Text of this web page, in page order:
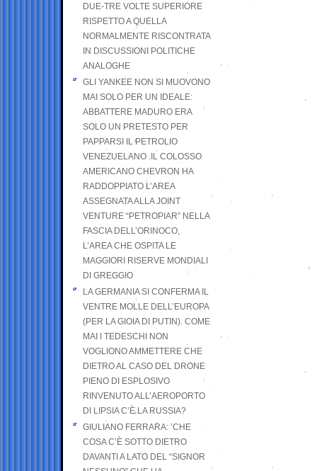
DUE-TRE VOLTE SUPERIORE
RISPETTO A QUELLA
NORMALMENTE RISCONTRATA
IN DISCUSSIONI POLITICHE
ANALOGHE
GLI YANKEE NON SI MUOVONO
MAI SOLO PER UN IDEALE:
ABBATTERE MADURO ERA
SOLO UN PRETESTO PER
PAPPARSI IL PETROLIO
VENEZUELANO .IL COLOSSO
AMERICANO CHEVRON HA
RADDOPPIATO L’AREA
ASSEGNATA ALLA JOINT
VENTURE “PETROPIAR” NELLA
FASCIA DELL’ORINOCO,
L’AREA CHE OSPITA LE
MAGGIORI RISERVE MONDIALI
DI GREGGIO
LA GERMANIA SI CONFERMA IL
VENTRE MOLLE DELL’EUROPA
(PER LA GIOIA DI PUTIN). COME
MAI I TEDESCHI NON
VOGLIONO AMMETTERE CHE
DIETRO AL CASO DEL DRONE
PIENO DI ESPLOSIVO
RINVENUTO ALL’AEROPORTO
DI LIPSIA C’È LA RUSSIA?
GIULIANO FERRARA: ’CHE
COSA C’È SOTTO DIETRO
DAVANTI A LATO DEL “SIGNOR